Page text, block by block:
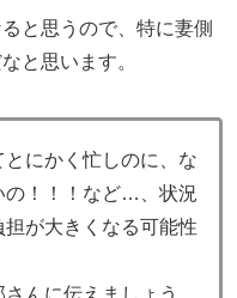
と思うので、特に妻側
と思います。
にかく忙しのに、な
の！！！など…、状況
が大きくなる可能性
んに伝えましょう。